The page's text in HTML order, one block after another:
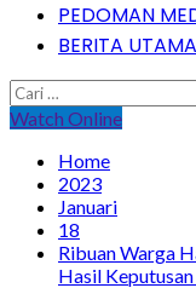
PEDOMAN
BERITA UTAMA
Cari
untuk:
Watch Online
Home
2023
Januari
18
Ribuan Warga
Hasil